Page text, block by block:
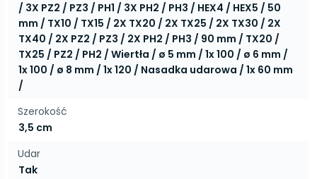
/ 3X PZ2 / PZ3 / PH1 / 3X PH2 / PH3 / HEX4 / HEX5 / 50
mm / TX10 / TX15 / 2X TX20 / 2X TX25 / 2X TX30 / 2X
TX40 / 2X PZ2 / PZ3 / 2X PH2 / PH3 / 90 mm / TX20 /
TX25 / PZ2 / PH2 / Wiertła / ø 5 mm / 1x 100 / ø 6 mm /
1x 100 / ø 8 mm / 1x 120 / Nasadka udarowa / 1x 60 mm
/
Szerokość
3,5 cm
Udar
Tak